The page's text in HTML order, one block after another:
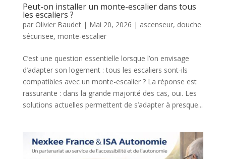
Peut-on installer un monte-escalier dans tous
les escaliers ?
par Olivier Baudet| Mai 20, 2026 | ascenseur, douche
sécurisee, monte-escalier
C’est une question essentielle lorsque l’on envisage
d’adapter son logement : tous les escaliers sont-ils
compatibles avec un monte-escalier ? La réponse est
rassurante : dans la grande majorité des cas, oui. Les
solutions actuelles permettent de s’adapter à presque...